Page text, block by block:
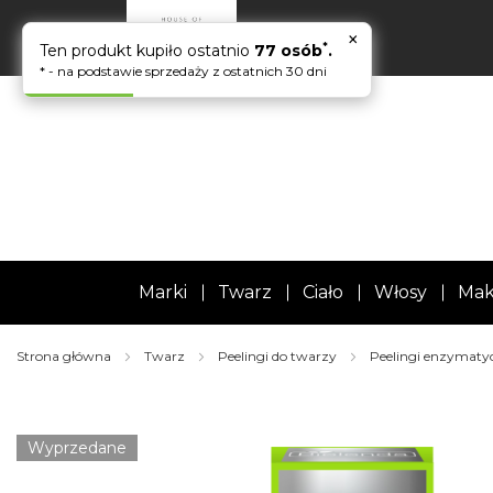
Marki Twarz Ciało Włosy
Strona główna Twarz Peelingi do twarzy Peelingi
the
end
Wyprzedane
×
Ten produkt kupiło ostatnio 77 osób*.
* - na podstawie sprzedaży z ostatnich 30 dni